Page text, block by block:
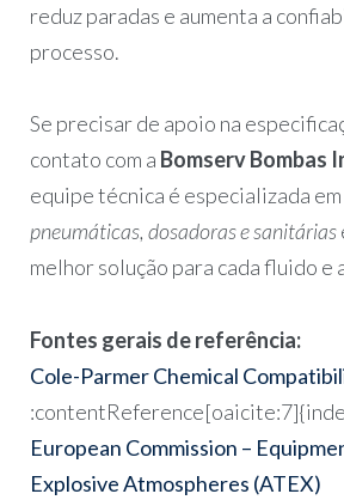
reduz paradas e aumenta a
processo.
Se precisar de apoio na
contato com a Bomserv Bombas
equipe técnica é especializada em
pneumáticas, dosadoras e sanitárias
melhor solução para cada fluido e
Fontes gerais de referência:
Cole-Parmer Chemical
European Commission –
Explosive Atmospheres (ATEX)